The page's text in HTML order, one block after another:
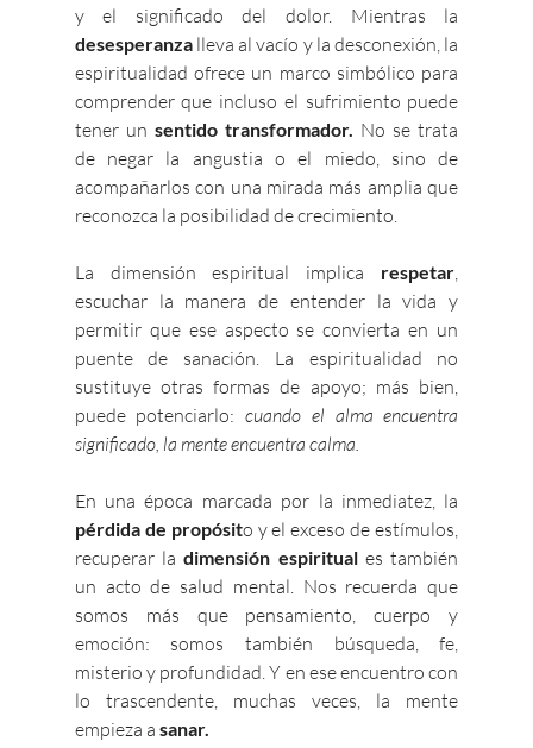
desesperanza lleva al vacío y la desconexión, la
espiritualidad ofrece un marco simbólico para
comprender que incluso el sufrimiento puede
tener un sentido transformador. No se trata
de negar la angustia o el miedo, sino de
acompañarlos con una mirada más amplia que
reconozca la posibilidad de crecimiento.
La dimensión espiritual implica respetar,
escuchar la manera de entender la vida y
permitir que ese aspecto se convierta en un
puente de sanación. La espiritualidad no
sustituye otras formas de apoyo; más bien,
puede potenciarlo: cuando el alma encuentra
significado, la mente encuentra calma.
pérdida de propósito y el exceso de estímulos,
recuperar la dimensión espiritual es también
un acto de salud mental. Nos recuerda que
somos más que pensamiento, cuerpo y
emoción: somos también búsqueda, fe,
misterio y profundidad. Y en ese encuentro con
lo trascendente, muchas veces, la mente
empieza a sanar.